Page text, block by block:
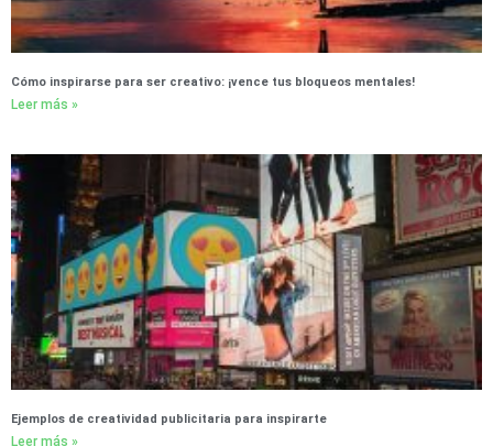
Cómo inspirarse para ser creativo: ¡vence tus bloqueos mentales!
Leer más »
Ejemplos de creatividad publicitaria para inspirarte
Leer más »